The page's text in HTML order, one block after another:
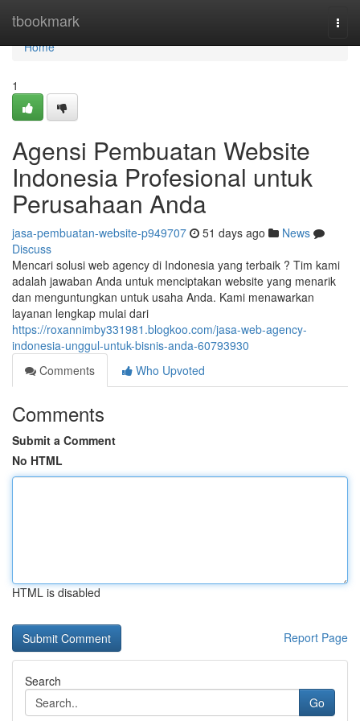
tbookmark
Home
Home
1
Agensi Pembuatan Website
Indonesia Profesional untuk
Perusahaan Anda
jasa-pembuatan-website-p949707 51 days ago
News
Discuss
Mencari solusi web agency di Indonesia yang terbaik ? Tim kami
adalah jawaban Anda untuk menciptakan website yang menarik
dan menguntungkan untuk usaha Anda. Kami menawarkan
layanan lengkap mulai dari
https://roxannimby331981.blogkoo.com/jasa-web-agency-
indonesia-unggul-untuk-bisnis-anda-60793930
Comments
Who Upvoted
Comments
Submit a Comment
No HTML
HTML is disabled
Report Page
Search
Go